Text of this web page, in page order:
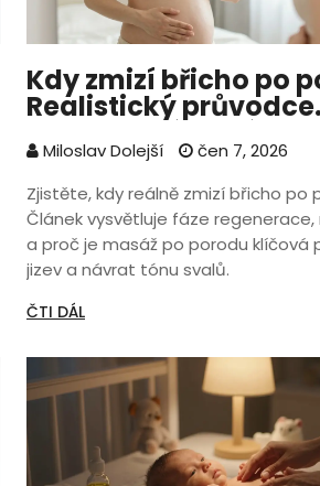
Kdy zmizí břicho po
Realistický průvodce
Miloslav Dolejší
čen 7, 2026
Zjistěte, kdy reálně zmizí břicho po
Článek vysvětluje fáze
a proč je masáž po porodu klíčová
jizev a návrat tónu svalů.
ČTI DÁL